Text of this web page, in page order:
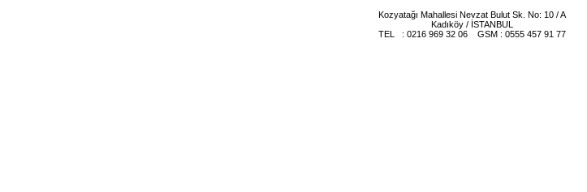
Kozyatağı Mahallesi Nevzat Bulut Sk. No: 10 / A
Kadıköy / İSTANBUL
TEL : 0216 969 32 06 GSM : 0555 457 91 77